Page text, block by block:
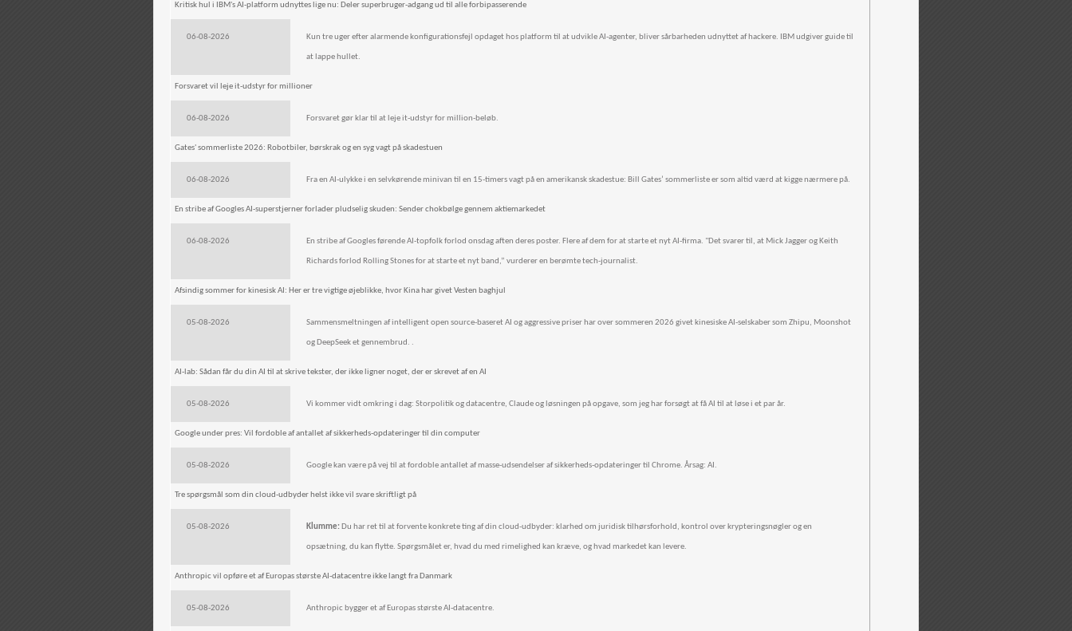
Kritisk hul i IBM's AI-platform udnyttes lige nu: Deler superbruger-adgang ud til alle forbipasserende
06-08-2026 Kun tre uger efter alarmende konfigurationsfejl opdaget hos platform til at udvikle AI-agenter, bliver sårbarheden udnyttet af hackere. IBM udgiver guide til
at lappe hullet.
Forsvaret vil leje it-udstyr for millioner
06-08-2026 Forsvaret gør klar til at leje it-udstyr for million-beløb.
Gates' sommerliste 2026: Robotbiler, børskrak og en syg vagt på skadestuen
06-08-2026 Fra en AI-ulykke i en selvkørende minivan til en 15-timers vagt på en amerikansk skadestue: Bill Gates’ sommerliste er som altid værd at kigge nærmere på.
En stribe af Googles AI-superstjerner forlader pludselig skuden: Sender chokbølge gennem aktiemarkedet
06-08-2026 En stribe af Googles førende AI-topfolk forlod onsdag aften deres poster. Flere af dem for at starte et nyt AI-firma. "Det svarer til, at Mick Jagger og Keith
Richards forlod Rolling Stones for at starte et nyt band,” vurderer en berømte tech-journalist.
Afsindig sommer for kinesisk AI: Her er tre vigtige øjeblikke, hvor Kina har givet Vesten baghjul
05-08-2026 Sammensmeltningen af intelligent open source-baseret AI og aggressive priser har over sommeren 2026 givet kinesiske AI-selskaber som Zhipu, Moonshot
og DeepSeek et gennembrud. .
AI-lab: Sådan får du din AI til at skrive tekster, der ikke ligner noget, der er skrevet af en AI
05-08-2026 Vi kommer vidt omkring i dag: Storpolitik og datacentre, Claude og løsningen på opgave, som jeg har forsøgt at få AI til at løse i et par år.
Google under pres: Vil fordoble af antallet af sikkerheds-opdateringer til din computer
05-08-2026 Google kan være på vej til at fordoble antallet af masse-udsendelser af sikkerheds-opdateringer til Chrome. Årsag: AI.
Tre spørgsmål som din cloud-udbyder helst ikke vil svare skriftligt på
05-08-2026 Klumme: Du har ret til at forvente konkrete ting af din cloud-udbyder: klarhed om juridisk tilhørsforhold, kontrol over krypteringsnøgler og en
opsætning, du kan flytte. Spørgsmålet er, hvad du med rimelighed kan kræve, og hvad markedet kan levere.
Anthropic vil opføre et af Europas største AI-datacentre ikke langt fra Danmark
05-08-2026 Anthropic bygger et af Europas største AI-datacentre.